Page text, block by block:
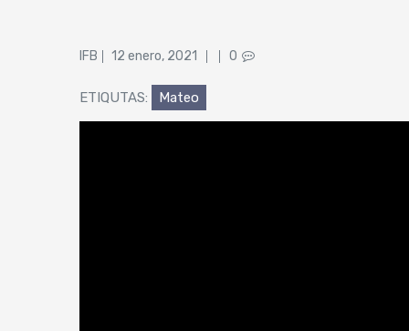
IFB
Posted
12 enero, 2021 0
ETIQUTAS: Mateo